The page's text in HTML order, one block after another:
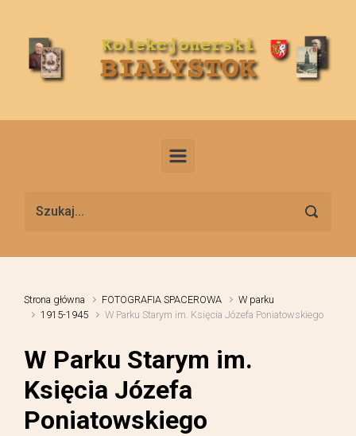
Strona główna FOTOGRAFIA SPACEROWA
W parku
1915-1945
W Parku Starym im. Księcia Józefa Poniatowskiego
W Parku Starym im.
Księcia Józefa
Poniatowskiego